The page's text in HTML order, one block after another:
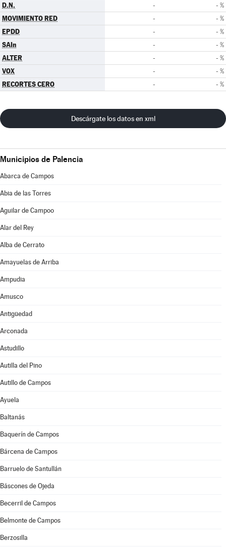
D.N. - - %
MOVIMIENTO RED - - %
EPDD - - %
SAIn - - %
ALTER - - %
VOX - - %
RECORTES CERO - - %
Descárgate los datos en xml
Municipios de Palencia
Abarca de Campos
Abia de las Torres
Aguilar de Campoo
Alar del Rey
Alba de Cerrato
Amayuelas de Arriba
Ampudia
Amusco
Antigüedad
Arconada
Astudillo
Autilla del Pino
Autillo de Campos
Ayuela
Baltanás
Baquerín de Campos
Bárcena de Campos
Barruelo de Santullán
Báscones de Ojeda
Becerril de Campos
Belmonte de Campos
Berzosilla